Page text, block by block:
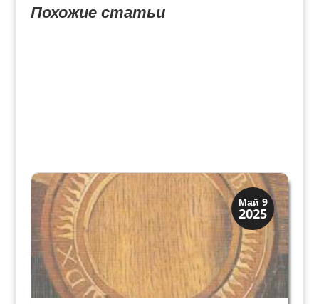
Похожие статьи
Май 9
2025
Искусство
Коллекции знати